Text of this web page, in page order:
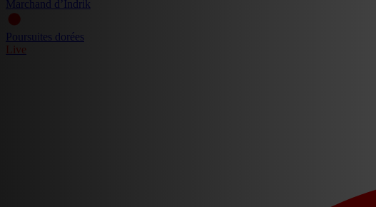
Marchand d’Indrik
Poursuites dorées
Live